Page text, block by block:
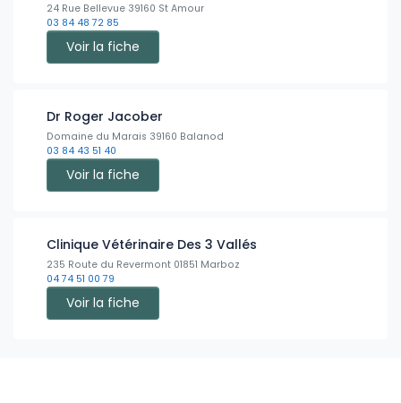
24 Rue Bellevue 39160 St Amour
03 84 48 72 85
Voir la fiche
Dr Roger Jacober
Domaine du Marais 39160 Balanod
03 84 43 51 40
Voir la fiche
Clinique Vétérinaire Des 3 Vallés
235 Route du Revermont 01851 Marboz
04 74 51 00 79
Voir la fiche